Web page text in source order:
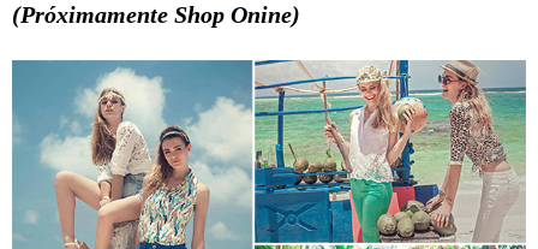
(Próximamente Shop Onine)